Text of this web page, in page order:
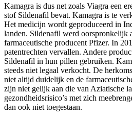
Kamagra is dus net zoals Viagra een
stof Sildenafil bevat. Kamagra is te
Het medicijn wordt geproduceerd in
landen. Sildenafil werd oorspronkelijk
farmaceutische producent Pfizer. In
patentrechten vervallen. Andere
Sildenafil in hun pillen gebruiken.
steeds niet legaal verkocht. De
niet altijd duidelijk en de
zijn niet gelijk aan die van Aziatische
gezondheidsrisico’s met zich
dan ook niet toegestaan.